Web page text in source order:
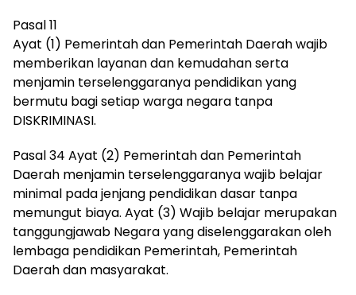
Pasal 11
Ayat (1) Pemerintah dan Pemerintah Daerah wajib
memberikan layanan dan kemudahan serta
menjamin terselenggaranya pendidikan yang
bermutu bagi setiap warga negara tanpa
DISKRIMINASI.
Pasal 34 Ayat (2) Pemerintah dan Pemerintah
Daerah menjamin terselenggaranya wajib belajar
minimal pada jenjang pendidikan dasar tanpa
memungut biaya. Ayat (3) Wajib belajar merupakan
tanggungjawab Negara yang diselenggarakan oleh
lembaga pendidikan Pemerintah, Pemerintah
Daerah dan masyarakat.